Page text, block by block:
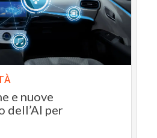
e nuove
dell’AI per